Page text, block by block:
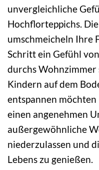
unvergleichliche
Hochflorteppichs.
umschmeicheln Ihre
Schritt ein Gefühl
durchs Wohnzimmer
Kindern auf dem
entspannen
einen angenehmen
außergewöhnliche
niederzulassen und
Lebens zu genießen.